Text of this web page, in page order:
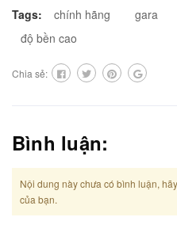
Tags: chính hãng gara
độ bền cao
Chia sẻ:
Bình luận:
Nội dung này chưa có bình luận,
của bạn.